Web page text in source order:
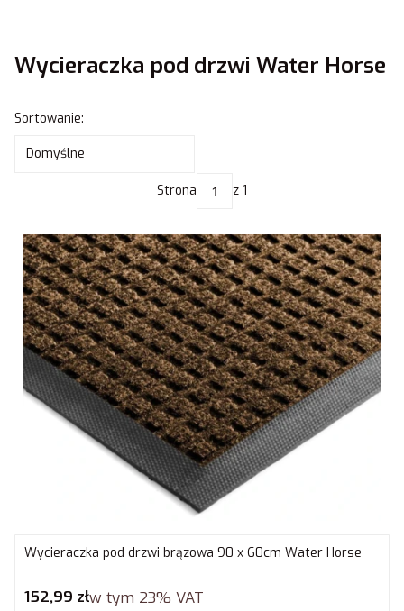
Wycieraczka pod drzwi Water Horse
Lista produktów
Sortowanie:
Domyślne
Strona z 1
Wycieraczka pod drzwi brązowa 90 x 60cm Water Horse
Cena brutto
152,99 złw tym 23% VAT